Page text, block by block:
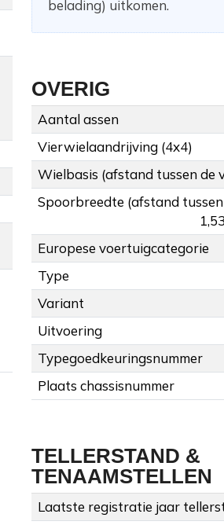
belading) uitkomen.
OVERIG
Aantal assen
Vierwielaandrijving (4x4)
Wielbasis (afstand tussen de
Spoorbreedte (afstand
Europese voertuigcategorie
Type
Variant
Uitvoering
Typegoedkeuringsnummer
Plaats chassisnummer
TELLERSTAND &
TENAAMSTELLEN
Laatste registratie jaar